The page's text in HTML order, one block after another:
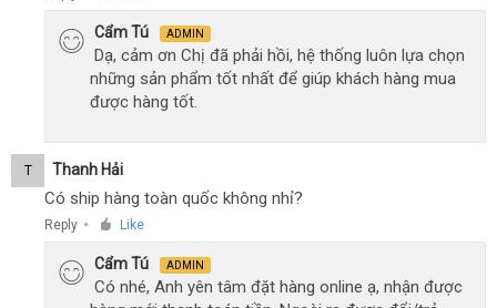
Cẩm Tú ADMIN
Dạ, cảm ơn Chị đã phải hồi, hệ thống luôn lựa chọn
những sản phẩm tốt nhất để giúp khách hàng mua
được hàng tốt.
T Thanh Hải
Có ship hàng toàn quốc không nhỉ?
Reply ● Like
Cẩm Tú ADMIN
Có nhé, Anh yên tâm đặt hàng online ạ, nhận được